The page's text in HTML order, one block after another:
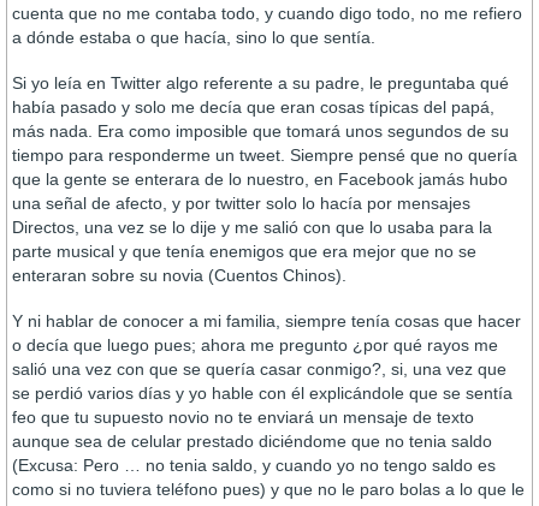
cuenta que no me contaba todo, y cuando digo todo, no me refiero
a dónde estaba o que hacía, sino lo que sentía.
Si yo leía en Twitter algo referente a su padre, le preguntaba qué
había pasado y solo me decía que eran cosas típicas del papá,
más nada. Era como imposible que tomará unos segundos de su
tiempo para responderme un tweet. Siempre pensé que no quería
que la gente se enterara de lo nuestro, en Facebook jamás hubo
una señal de afecto, y por twitter solo lo hacía por mensajes
Directos, una vez se lo dije y me salió con que lo usaba para la
parte musical y que tenía enemigos que era mejor que no se
enteraran sobre su novia (Cuentos Chinos).
Y ni hablar de conocer a mi familia, siempre tenía cosas que hacer
o decía que luego pues; ahora me pregunto ¿por qué rayos me
salió una vez con que se quería casar conmigo?, si, una vez que
se perdió varios días y yo hable con él explicándole que se sentía
feo que tu supuesto novio no te enviará un mensaje de texto
aunque sea de celular prestado diciéndome que no tenia saldo
(Excusa: Pero … no tenia saldo, y cuando yo no tengo saldo es
como si no tuviera teléfono pues) y que no le paro bolas a lo que le